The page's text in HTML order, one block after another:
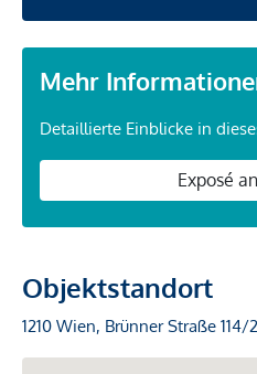
Mehr
Detaillierte Einblicke in
Exposé
Objektstandort
1210 Wien, Brünner Straße 114/